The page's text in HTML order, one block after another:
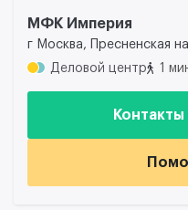
МФК Империя
г Москва, Пресненская
Деловой центр
1